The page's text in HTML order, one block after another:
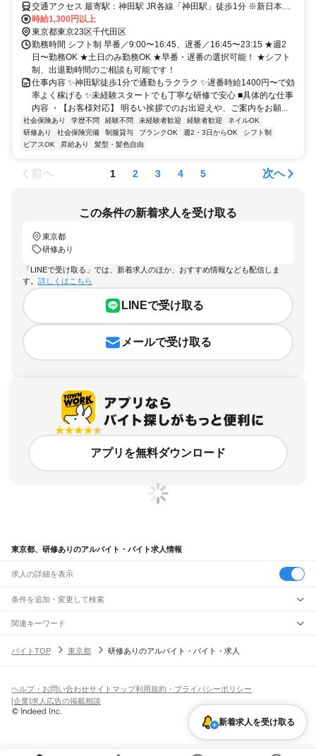
交通アクセス 最寄駅：神田駅 JR各線「神田駅」徒歩1分 ※新日本橋
駅・小川町駅・淡路町駅・三越前駅等からもアクセス可能です。
時給1,300円以上
東京都東京23区千代田区
勤務時間 シフト制 早番／9:00〜16:45、遅番／16:45〜23:15 ★週2
日〜勤務OK ★土日のみ勤務OK ★早番・遅番の選択可能！ ★シフト
制、出退勤時間のご相談も可能です！
仕事内容 ✨神田駅徒歩1分で通勤もラクラク ✨遅番時給1400円〜で効
率よく稼げる ✨未経験スタートでも丁寧な研修で安心 ■具体的な仕事
内容 ・【お客様対応】 明るい挨拶でのお出迎えや、ご案内をお願...
社会保険あり 学歴不問 経験不問 未経験者歓迎 経験者歓迎
ネイルOK
研修あり
社会保険完備 制服貸与 ブランクOK 週2・3日からOK
シフト制
ピアスOK
昇給あり 髪型・髪色自由
前へ 1 2 3 4 5 次へ
この条件の新着求人を受け取る
東京都
研修あり
「LINEで受け取る」では、新着求人のほか、おすすめ情報なども配信しま
す。 詳しくはこちら
LINEで受け取る
メールで受け取る
アプリを無料ダウンロード
東京都、研修ありのアルバイト・バイト求人情報
求人の詳細を表示
条件を追加・変更して検索
市区町村を追加・変更
東京都すべて
世田谷区渋谷区中野区 杉並区豊島区北区 荒川区 板橋区練馬区足立区
江戸川区
昭島市 調布市町田市 小金井市
狛江市東大和市
駅を追加・変更
東京駅 新橋駅品川駅
JR山手線
大崎駅 五反田駅 代々木駅新宿駅 新大久保駅
田端駅 西日暮里駅日暮里駅鶯谷駅
新橋駅浜松町駅田町駅
飲食・フードサービス
飲食・フードサービス
ホールスタッフ
皿洗い・洗い場精肉・鮮魚加工
バー（BAR）・バーテンダー
飲食店（店長・マネージャー）
特徴を追加・変更
人気
髪型・髪色自由ひげOKネイルOK
留学生・外国人活躍中
関連キーワード
東京都 研修あり ペット
バイトTOP 東京都 研修ありのアルバイト・バイト・求人
新着求人を受け取る
ヘルプ・お問い合わせサイトマップ利用規約・プライバシーポリシー
[企業]求人広告の掲載相談